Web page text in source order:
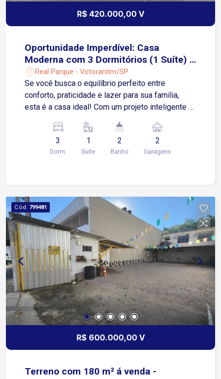
R$ 420.000,00 V
Oportunidade Imperdível: Casa
Moderna com 3 Dormitórios (1 Suíte) e
Espaço Gourmet Completo!
Real Parque - Votorantim/SP
Se você busca o equilíbrio perfeito entre
conforto, praticidade e lazer para sua família,
esta é a casa ideal! Com um projeto inteligente e
ambientes integrados e prontos para morar.
Destaques Internos: 3 Dormitórios
Aconchegantes: Sendo uma suíte privativa com
na cozinha. Banheiros Modernos: Equipados com
gabinetes e box de vidro, unindo estética e
funcionalidade. Ambientes Sociais: Sala ampla e
iluminada, cozinha funcional e área de serviço
independente. Lazer e Conveniência: Espaço
Gourmet: Quintal privativo com churrasqueira, o
cenário perfeito para reunir amigos e familiares
no final de semana. Vagas de Garagem: 2 vagas
cobertas, garantindo a proteção do seu veículo.
Segurança e Conforto: Portão eletrônico instalado
para sua total tranquilidade. Resumo das
características: 3 Dormitórios (1 Suíte com
Closet) Sala e Cozinha com Planejados Área de
Cobertas e Portão Eletrônico Agende uma visita
3
Dorm.
1
Suite
2
Banho
2
Garagens
Cód. 799481
R$ 600.000,00 V
Terreno com 180 m² á venda -